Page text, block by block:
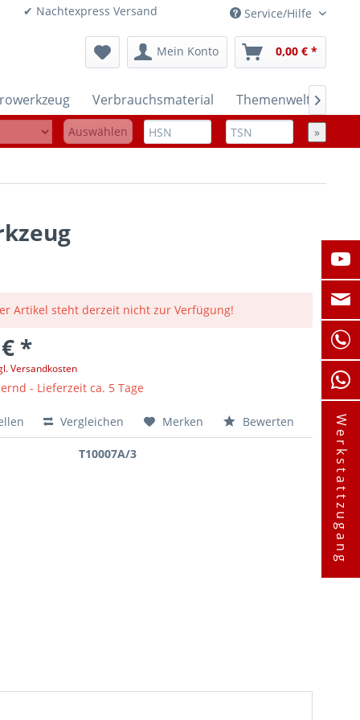
✔ Nachtexpress Versand Service/Hilfe
Mein Konto 0,00 € *
Verbrauchsmaterial Themenwelten

Auswählen »
Artikel steht derzeit nicht zur Verfügung!
*
Versandkosten
- Lieferzeit ca. 5 Tage
Vergleichen Merken Bewerten
T10007A/3 Werkstattzugang